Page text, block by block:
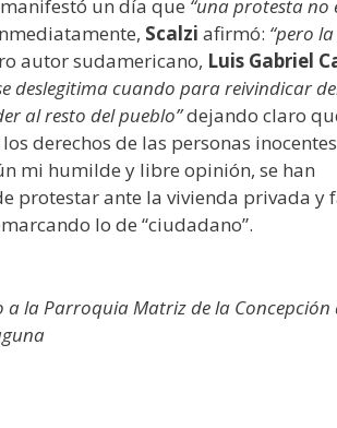
un día que “una protesta no
Scalzi afirmó: “pero
autor sudamericano, Luis Gabriel
deslegitima cuando para reivindicar
al resto del pueblo”dejando claro
derechos de las personas
mi humilde y libre opinión, se han
protestar ante la vivienda privada y
lo de “ciudadano”.
la Parroquia Matriz de la Concepción